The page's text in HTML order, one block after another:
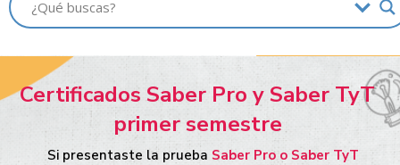
Certificados Saber Pro y Saber TyT
primer semestre
Si presentaste la prueba Saber Pro o Saber TyT